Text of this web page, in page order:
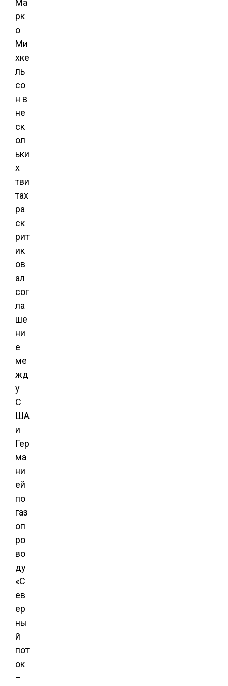
Ма
рк
о
Ми
хке
ль
со
н в
не
ск
ол
ьки
х
тви
тах
ра
ск
рит
ик
ов
ал
сог
ла
ше
ни
е
ме
жд
у
С
ША
и
Гер
ма
ни
ей
по
газ
оп
ро
во
ду
«С
ев
ер
ны
й
пот
ок
–